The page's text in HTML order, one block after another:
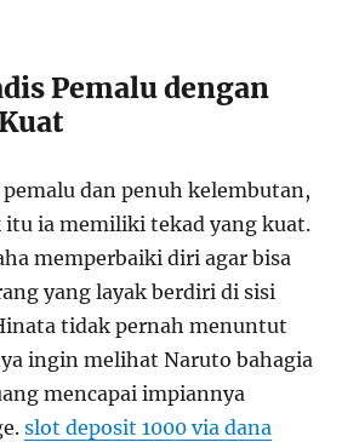
Pemalu dengan
dan penuh kelembutan,
ia memiliki tekad yang kuat.
memperbaiki diri agar bisa
yang layak berdiri di sisi
tidak pernah menuntut
ingin melihat Naruto bahagia
mencapai impiannya
slot deposit 1000 via dana